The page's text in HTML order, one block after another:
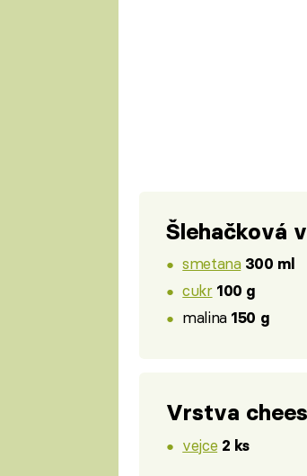
Šlehačková
smetana 300 ml
cukr 100 g
malina 150 g
Vrstva
vejce 2 ks